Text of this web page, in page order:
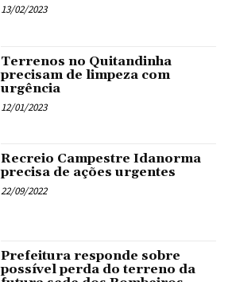
13/02/2023
Terrenos no Quitandinha
precisam de limpeza com
urgência
12/01/2023
Recreio Campestre Idanorma
precisa de ações urgentes
22/09/2022
Prefeitura responde sobre
possível perda do terreno da